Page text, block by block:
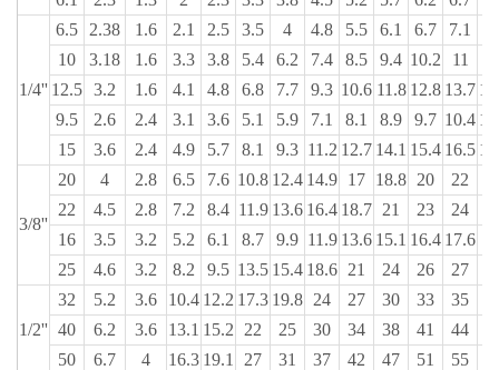
1/4''
6.5 2.38 1.6 2.1 2.5 3.5 4 4.8 5.5 6.1 6.7 7.1
10
3.18 1.6 3.3 3.8 5.4 6.2 7.4 8.5 9.4 10.2 11
12.5 3.2 1.6 4.1 4.8 6.8 7.7 9.3 10.6 11.8 12.8 13.7
9.5
2.6 2.4 3.1 3.6 5.1 5.9 7.1 8.1 8.9 9.7 10.4
15
3.6 2.4 4.9 5.7 8.1 9.3 11.2 12.7 14.1 15.4 16.5
3/8''
20 4 2.8 6.5 7.6 10.8 12.4 14.9 17 18.8 20 22
22
4.5 2.8 7.2 8.4 11.9 13.6 16.4 18.7 21 23 24
16
3.5 3.2 5.2 6.1 8.7 9.9 11.9 13.6 15.1 16.4 17.6
25
4.6 3.2 8.2 9.5 13.5 15.4 18.6 21 24 26 27
1/2''
32 5.2 3.6 10.4 12.2 17.3 19.8 24 27 30 33 35
40
6.2 3.6 13.1 15.2 22 25 30 34 38 41 44
50
6.7 4 16.3 19.1 27 31 37 42 47 51 55